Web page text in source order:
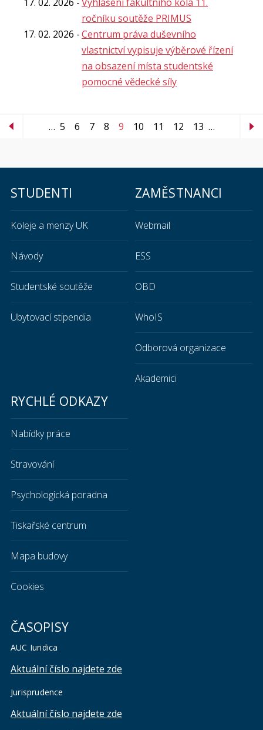
ročníku soutěže PRIMUS
17. 02. 2026
Centrum práva duševního
vlastnictví vypisuje výběrové řízení
na obsazení místa studentské
pomocné vědecké síly
… 5 6 7 8 9 10 11 12 13 …
STUDENTI
Koleje a menzy UK
Návody
Studentské soutěže
Ubytovací stipendia
ZAMĚSTNANCI
Webmail
ESS
OBD
WhoIS
Odborová organizace
Akademici
RYCHLÉ ODKAZY
Nabídky práce
Stravování
Psychologická poradna
Tiskařské centrum
Mapa budovy
Cookies
ČASOPISY
AUC Iuridica
Aktuální číslo najdete zde
Jurisprudence
Aktuální číslo najdete zde